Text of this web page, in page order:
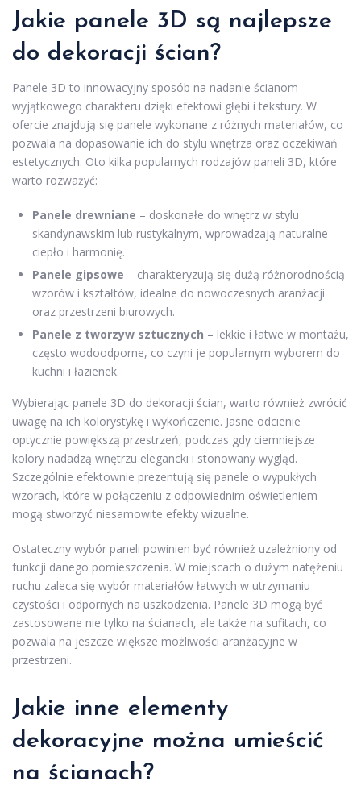
Jakie panele 3D są najlepsze
do dekoracji ścian?
Panele 3D to innowacyjny sposób na nadanie ścianom
wyjątkowego charakteru dzięki efektowi głębi i tekstury. W
ofercie znajdują się panele wykonane z różnych materiałów, co
pozwala na dopasowanie ich do stylu wnętrza oraz oczekiwań
estetycznych. Oto kilka popularnych rodzajów paneli 3D, które
warto rozważyć:
Panele drewniane – doskonałe do wnętrz w stylu
skandynawskim lub rustykalnym, wprowadzają naturalne
ciepło i harmonię.
Panele gipsowe – charakteryzują się dużą różnorodnością
wzorów i kształtów, idealne do nowoczesnych aranżacji
oraz przestrzeni biurowych.
Panele z tworzyw sztucznych – lekkie i łatwe w montażu,
często wodoodporne, co czyni je popularnym wyborem do
kuchni i łazienek.
Wybierając panele 3D do dekoracji ścian, warto również zwrócić
uwagę na ich kolorystykę i wykończenie. Jasne odcienie
optycznie powiększą przestrzeń, podczas gdy ciemniejsze
kolory nadadzą wnętrzu elegancki i stonowany wygląd.
Szczególnie efektownie prezentują się panele o wypukłych
wzorach, które w połączeniu z odpowiednim oświetleniem
mogą stworzyć niesamowite efekty wizualne.
Ostateczny wybór paneli powinien być również uzależniony od
funkcji danego pomieszczenia. W miejscach o dużym natężeniu
ruchu zaleca się wybór materiałów łatwych w utrzymaniu
czystości i odpornych na uszkodzenia. Panele 3D mogą być
zastosowane nie tylko na ścianach, ale także na sufitach, co
pozwala na jeszcze większe możliwości aranżacyjne w
przestrzeni.
Jakie inne elementy
dekoracyjne można umieścić
na ścianach?